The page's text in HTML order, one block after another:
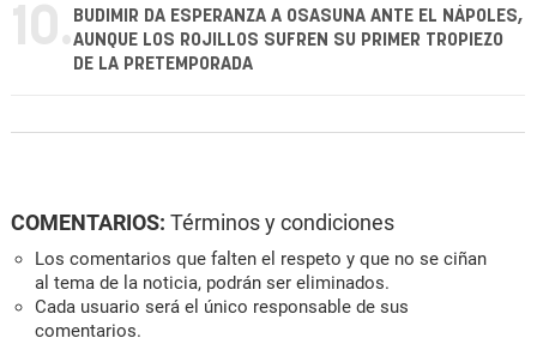
10. BUDIMIR DA ESPERANZA A OSASUNA ANTE EL NÁPOLES,
AUNQUE LOS ROJILLOS SUFREN SU PRIMER TROPIEZO
DE LA PRETEMPORADA
COMENTARIOS: Términos y condiciones
Los comentarios que falten el respeto y que no se ciñan
al tema de la noticia, podrán ser eliminados.
Cada usuario será el único responsable de sus
comentarios.